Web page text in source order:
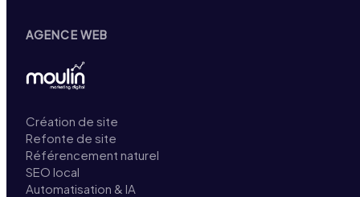
AGENCE WEB
Création de site
Refonte de site
Référencement naturel
SEO local
Automatisation & IA